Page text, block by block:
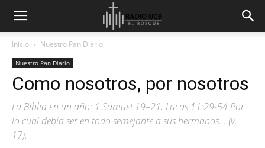
Inicio Nuestro Pan Diario
Nuestro Pan Diario
Como nosotros, por nosotros
La Biblia en un año: 1 Samuel 19–21, Lucas 11:29-54 Por
lo cual debía ser en todo semejante a sus hermanos… (v.
17).